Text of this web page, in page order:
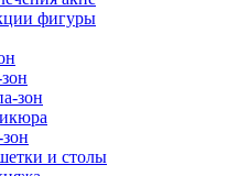
фигуры
зон
и столы